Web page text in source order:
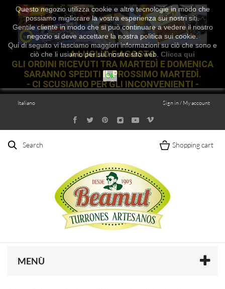
Questo negozio utilizza cookie e altre tecnologie in modo che
possiamo migliorare la vostra esperienza sui nostri siti.
Gentile cliente in modo che si può continuare a vedere il nostro
negozio si deve accettare la nostra politica sui cookie.
Qui di seguito vi lasciamo maggiori informazioni su ciò che sono e
ciò che li usiamo per sul nostro sito web. Clicca qui
Ok
A LUGLIO E AGOSTO
GLI ORDINI RICEVUTI TRA MARTEDÌ E DOMENICA
SARANNO SPEDITI IL PROSSIMO MARTEDÌ.
- CI SCUSIAMO PER GLI INCONVENIENTI -
Sign in / My account
Italiano
Search Shopping cart
MENÙ